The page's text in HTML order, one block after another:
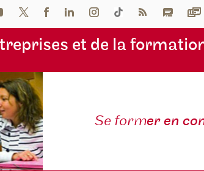
et de la
Se former en